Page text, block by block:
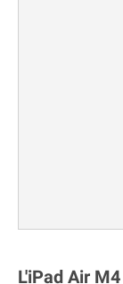
L'iPad Air